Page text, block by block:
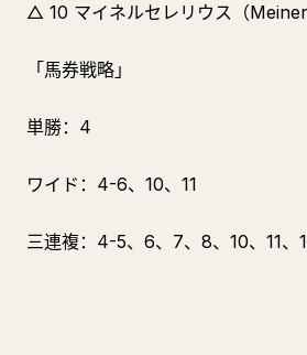
△ 10 マイネルセレリウス（Meiner
「馬券戦略」
単勝：4
ワイド：4-6、10、11
三連複：4-5、6、7、8、10、11、